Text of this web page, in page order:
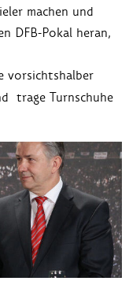
machen und
DFB-Pokal heran,
vorsichtshalber
trage Turnschuhe